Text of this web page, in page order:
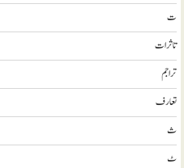
ت
تاثرات
تراجم
تعارف
ث
ٹ